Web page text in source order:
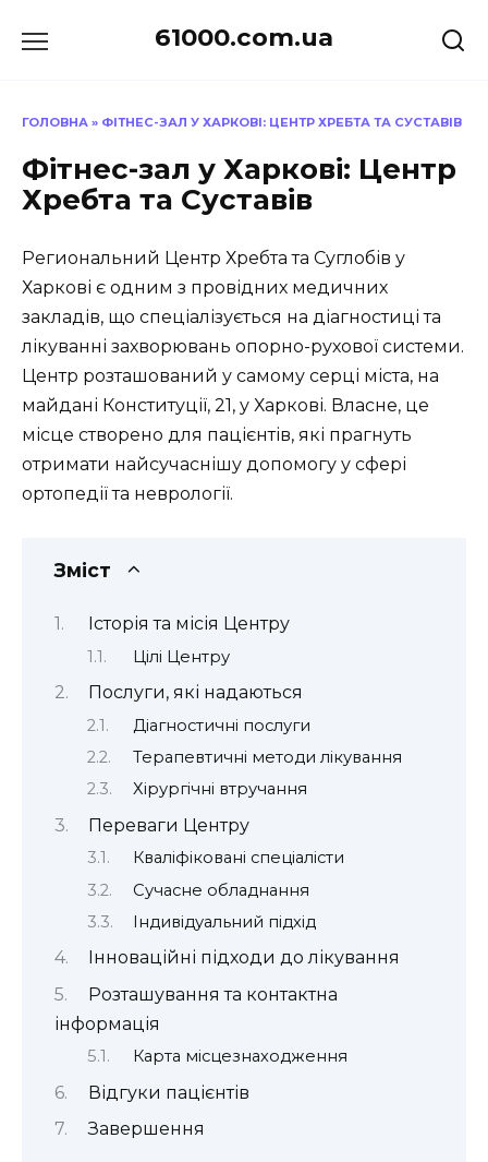
до
61000.com.ua
ГОЛОВНА » ФІТНЕС-ЗАЛ У ХАРКОВІ: ЦЕНТР ХРЕБТА ТА СУСТАВІВ
Фітнес-зал у Харкові: Центр
Хребта та Суставів
Региональний Центр Хребта та Суглобів у
Харкові є одним з провідних медичних
закладів, що спеціалізується на діагностиці та
лікуванні захворювань опорно-рухової системи.
Центр розташований у самому серці міста, на
майдані Конституції, 21, у Харкові. Власне, це
місце створено для пацієнтів, які прагнуть
отримати найсучаснішу допомогу у сфері
ортопедії та неврології.
Зміст
Історія та місія Центру
Цілі Центру
Послуги, які надаються
Діагностичні послуги
Терапевтичні методи лікування
Хірургічні втручання
Переваги Центру
Кваліфіковані спеціалісти
Сучасне обладнання
Індивідуальний підхід
Інноваційні підходи до лікування
Розташування та контактна
інформація
Карта місцезнаходження
Відгуки пацієнтів
Завершення